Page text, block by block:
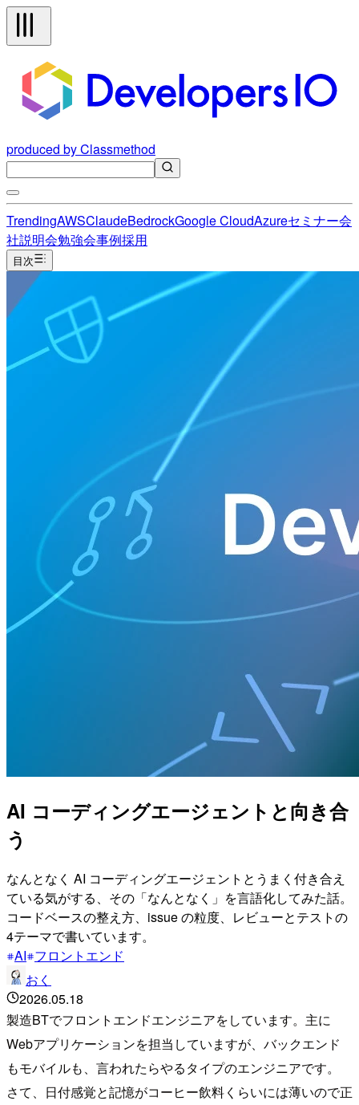
produced by Classmethod
TrendingAWSClaudeBedrockGoogle CloudAzureセミナー会
社説明会勉強会事例採用
目次
AI コーディングエージェントと向き合
う
なんとなく AI コーディングエージェントとうまく付き合え
ている気がする、その「なんとなく」を言語化してみた話。
コードベースの整え方、issue の粒度、レビューとテストの
4テーマで書いています。
AI フロントエンド
おく
2026.05.18
製造BTでフロントエンドエンジニアをしています。主に
Webアプリケーションを担当していますが、バックエンド
もモバイルも、言われたらやるタイプのエンジニアです。
さて、日付感覚と記憶がコーヒー飲料くらいには薄いので正